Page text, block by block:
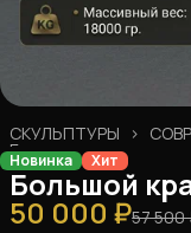
СКУЛЬПТУРЫ ›
Главная ›
Новинка Хит
Большой
50 000 ₽57 500